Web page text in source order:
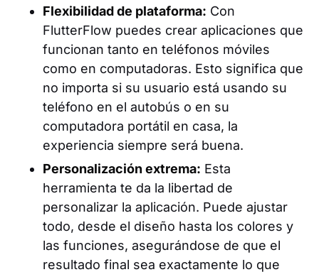
Flexibilidad de plataforma: Con
FlutterFlow puedes crear aplicaciones que
funcionan tanto en teléfonos móviles
como en computadoras. Esto significa que
no importa si su usuario está usando su
teléfono en el autobús o en su
computadora portátil en casa, la
experiencia siempre será buena.
Personalización extrema: Esta
herramienta te da la libertad de
personalizar la aplicación. Puede ajustar
todo, desde el diseño hasta los colores y
las funciones, asegurándose de que el
resultado final sea exactamente lo que